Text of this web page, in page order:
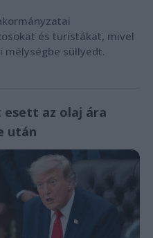
és turistákat, mivel
süllyedt.
esett az olaj ára
után